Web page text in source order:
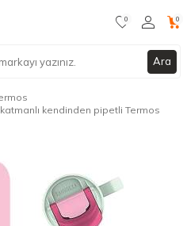
Ara
0 0
kendinden pipetli Termos